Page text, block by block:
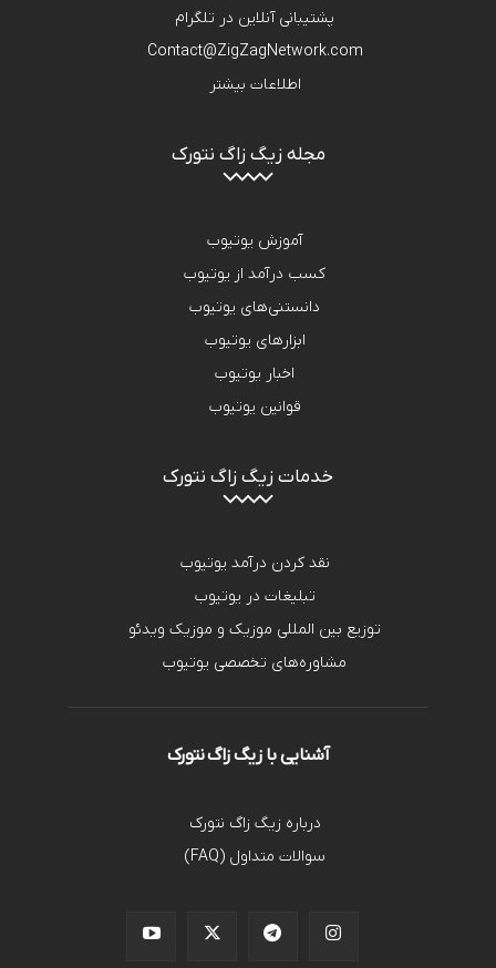
پشتیبانی آنلاین در تلگرام
Contact@ZigZagNetwork.com
اطلاعات بیشتر
مجله زیگ زاگ نتورک
آموزش یوتیوب
کسب درآمد از یوتیوب
دانستنی‌های یوتیوب
ابزارهای یوتیوب
اخبار یوتیوب
قوانین یوتیوب
خدمات زیگ زاگ نتورک
نقد کردن درآمد یوتیوب
تبلیغات در یوتیوب
توزیع بین المللی موزیک و موزیک ویدئو
مشاوره‌های تخصصی یوتیوب
آشنایی با زیگ زاگ نتورک
درباره زیگ زاگ نتورک
سوالات متداول (FAQ)